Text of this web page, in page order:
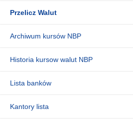
Przelicz Walut
Archiwum kursów NBP
Historia kursow walut NBP
Lista banków
Kantory lista